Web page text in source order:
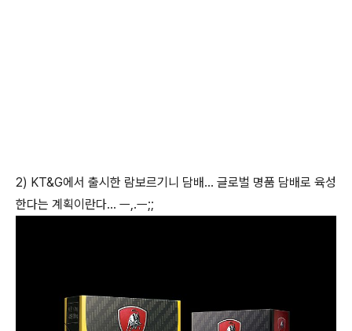
2) KT&G에서 출시한 람보르기니 담배... 글로벌 명품 담배로 육성
한다는 계획이란다... ㅡ,.ㅡ;;